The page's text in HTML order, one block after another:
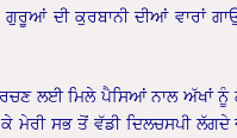
ਗੁਰੂਆਂ ਦੀ ਕੁਰਬਾਨੀ ਦੀਆਂ ਵਾਰਾਂ
ਲਈ ਮਿਲੇ ਪੈਸਿਆਂ ਨਾਲ ਅੱਖਾਂ
ਮੇਰੀ ਸਭ ਤੋਂ ਵੱਡੀ ਦਿਲਚਸਪੀ